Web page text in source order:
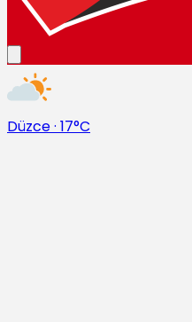
Düzce· 17°C